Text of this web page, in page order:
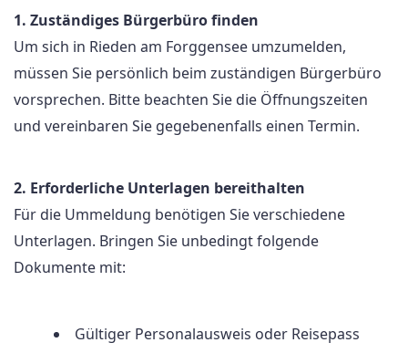
1. Zuständiges Bürgerbüro finden
Um sich in Rieden am Forggensee umzumelden,
müssen Sie persönlich beim zuständigen Bürgerbüro
vorsprechen. Bitte beachten Sie die Öffnungszeiten
und vereinbaren Sie gegebenenfalls einen Termin.
2. Erforderliche Unterlagen bereithalten
Für die Ummeldung benötigen Sie verschiedene
Unterlagen. Bringen Sie unbedingt folgende
Dokumente mit:
Gültiger Personalausweis oder Reisepass